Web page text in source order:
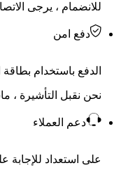
للانضمام ، يرجى
دفع امن
الدفع باستخدام بطاقة
نحن نقبل التأشيرة ،
دعم العملاء
على استعداد للإجابة